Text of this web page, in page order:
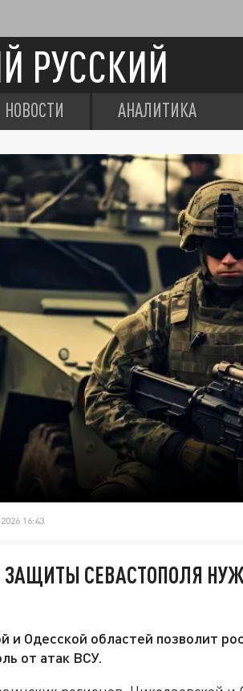
РУССКИЙ
НОВОСТИ АНАЛИТИКА
16:43
СЕВАСТОПОЛЯ
и Одесской областей позволит
от атак ВСУ.